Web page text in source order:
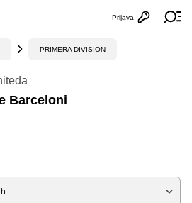
Otvori
Prijava
PRIMERA DIVISION
Barceloni